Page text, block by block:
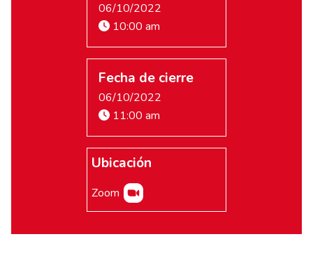
06/10/2022
10:00 am
Fecha de cierre
06/10/2022
11:00 am
Ubicación
Zoom